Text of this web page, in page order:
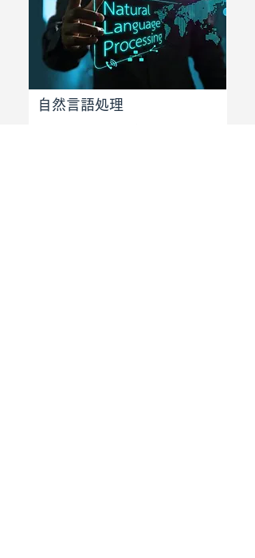
自然言語処理